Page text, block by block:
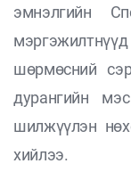
эмнэлгийн
шөрмөсний
дурангийн
шилжүүлэн
хийлээ.